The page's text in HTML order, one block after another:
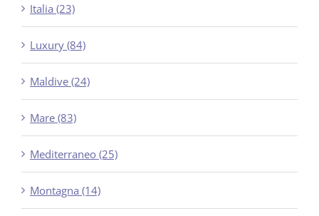
Italia (23)
Luxury (84)
Maldive (24)
Mare (83)
Mediterraneo (25)
Montagna (14)